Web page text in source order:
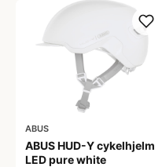
ABUS
ABUS HUD-Y cykelhjelm
LED pure white